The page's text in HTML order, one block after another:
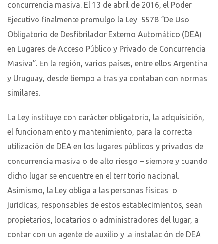
concurrencia masiva. El 13 de abril de 2016, el Poder
Ejecutivo finalmente promulgo la Ley 5578 “De Uso
Obligatorio de Desfibrilador Externo Automático (DEA)
en Lugares de Acceso Público y Privado de Concurrencia
Masiva”. En la región, varios países, entre ellos Argentina
y Uruguay, desde tiempo a tras ya contaban con normas
similares.
La Ley instituye con carácter obligatorio, la adquisición,
el funcionamiento y mantenimiento, para la correcta
utilización de DEA en los lugares públicos y privados de
concurrencia masiva o de alto riesgo – siempre y cuando
dicho lugar se encuentre en el territorio nacional.
Asimismo, la Ley obliga a las personas físicas o
jurídicas, responsables de estos establecimientos, sean
propietarios, locatarios o administradores del lugar, a
contar con un agente de auxilio y la instalación de DEA